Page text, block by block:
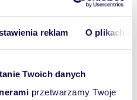
reklam O plikach
Twoich danych
przetwarzamy Twoje
56,01 m2 869 709 zł